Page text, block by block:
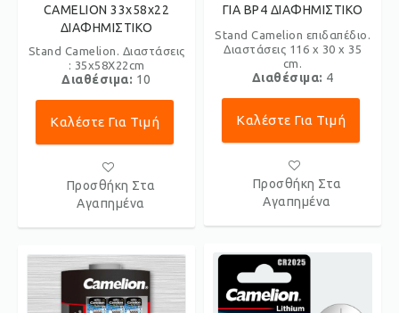
CAMELION 33x58x22
ΔΙΑΦΗΜΙΣΤΙΚΟ
Stand Camelion. Διαστάσεις
: 35x58Χ22cm
Διαθέσιμα: 10
Καλέστε Για Τιμή
Προσθήκη Στα
Αγαπημένα
ΓΙΑ BP4 ΔΙΑΦΗΜΙΣΤΙΚΟ
Stand Camelion επιδαπέδιο.
Διαστάσεις 116 x 30 x 35
cm.
Διαθέσιμα: 4
Καλέστε Για Τιμή
Προσθήκη Στα
Αγαπημένα